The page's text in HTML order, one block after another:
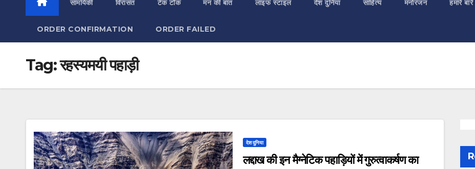
सामयिकी विरासत टेक टॉक मन की बात लाइफ स्टाइल देश दुनिया साहित्य मनोरंजन हमारे
ORDER CONFIRMATION ORDER FAILED
Tag:रहस्यमयी पहाड़ी
देश दुनिया
लद्दाख की इन मैग्नेटिक पहाड़ियों में गुरुत्वाकर्षण का